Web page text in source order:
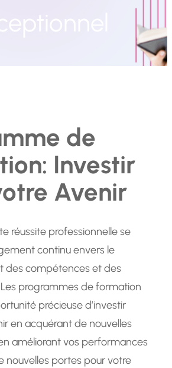
de
Investir
Avenir
réussite professionnelle se
continu envers le
des compétences et des
programmes de formation
précieuse d’investir
en acquérant de nouvelles
améliorant vos performances
nouvelles portes pour votre